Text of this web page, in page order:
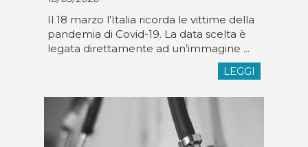
Il 18 marzo l’Italia ricorda le vittime della
pandemia di Covid-19. La data scelta è
legata direttamente ad un’immagine ...
LEGGI